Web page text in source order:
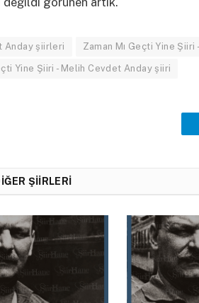
Anday şiirleri Zaman Mı Geçti Yine
Yine Şiiri - Melih Cevdet Anday şiiri
ŞIIRLERI